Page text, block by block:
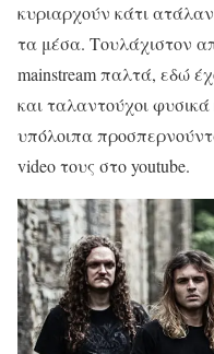
κυριαρχούν κάτι
τα μέσα. Τουλάχιστον
mainstream παλτά, εδώ
και ταλαντούχοι φυσικά
υπόλοιπα
video τους στο youtube.